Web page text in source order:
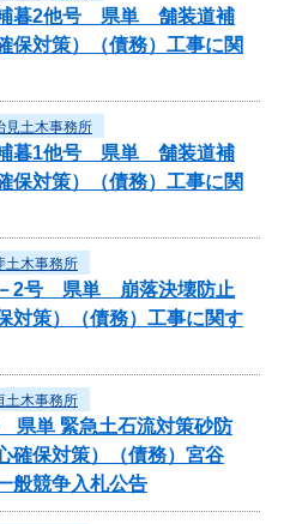
補暮2他号 県単 舗装道補
保対策）（債務）工事に関
見土木事務所
補暮1他号 県単 舗装道補
保対策）（債務）工事に関
土木事務所
－2号 県単 崩落決壊防止
対策）（債務）工事に関す
土木事務所
県単 緊急土石流対策砂防
確保対策）（債務）宮谷
般競争入札公告